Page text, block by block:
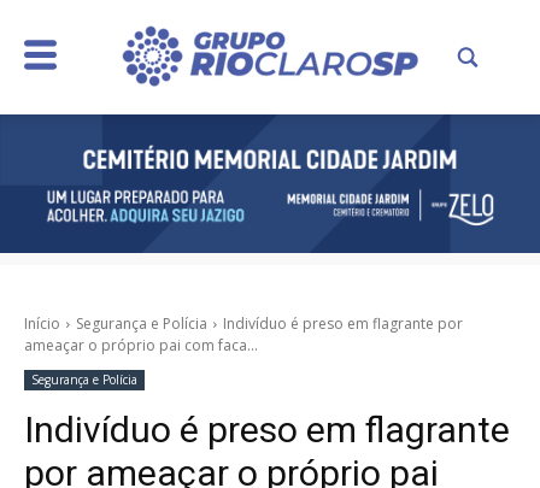
Início Segurança e Polícia
Indivíduo é preso em flagrante por
ameaçar o próprio pai com faca...
Segurança e Polícia
Indivíduo é preso em flagrante
por ameaçar o próprio pai